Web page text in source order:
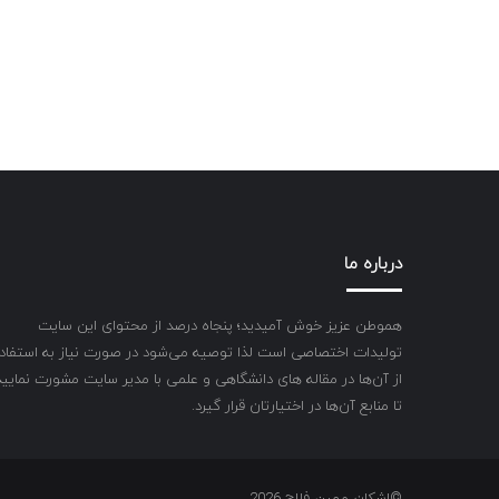
درباره ما
هموطن عزیز خوش آمیدید؛ پنجاه درصد از محتوای این سایت
تولیدات اختصاصی است لذا توصیه می‌شود در صورت نیاز به
از آن‌ها در مقاله های دانشگاهی و علمی با مدیر سایت مشورت
تا منابع آن‌ها در اختیارتان قرار گیرد.